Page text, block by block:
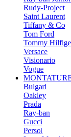
Rudy-Project
Saint Laurent
Tiffany & Co
Tom Ford
Tommy
Versace
Visionario
Vogue
Bulgari
Oakley
Prada
Ray-ban
Gucci
Persol